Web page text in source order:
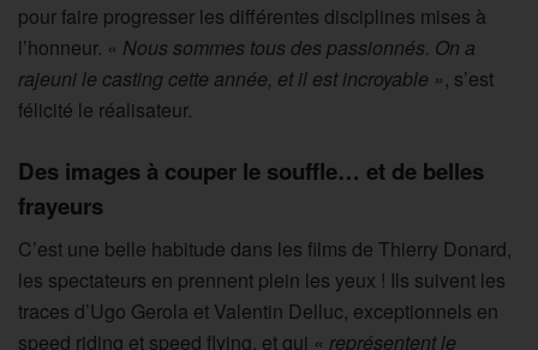
pour faire progresser les différentes disciplines mises à
l’honneur. « Nous sommes tous des passionnés. On a
rajeuni le casting cette année, et il est incroyable », s’est
félicité le réalisateur.
Des images à couper le souffle… et de belles
frayeurs
C’est une belle habitude dans les films de Thierry Donard,
les spectateurs en prennent plein les yeux ! Ils suivent les
traces d’Ugo Gerola et Valentin Delluc, exceptionnels en
speed riding et speed flying, et qui « représentent le